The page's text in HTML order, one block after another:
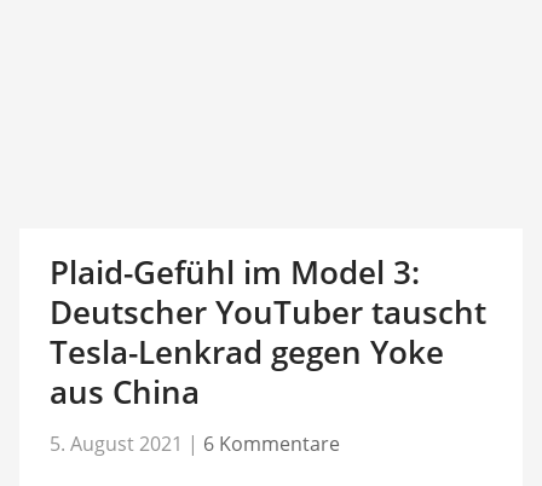
Plaid-Gefühl im Model 3:
Deutscher YouTuber tauscht
Tesla-Lenkrad gegen Yoke
aus China
5. August 2021 | 6 Kommentare